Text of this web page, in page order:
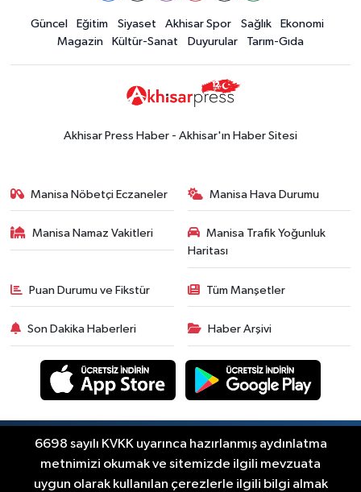
15:02Akhisar'da sıcak hava etkisini
sürdürüyor! İşte 5 günlük hava
durumu
Güncel
14:53
yükselişle başladı! İşte 3 Ağustos
Çanakkale'nin tarihini yerinde
yaşadı
Yerel Haber
19:00Kadın ve Çocuk Giyimde Yeni
Dönem: Minik Terzi’den Anne-
Çocuk Stilini Tamamlayan
Koleksiyonlar
Güncel
18:57Akhisar'da Atatürk
Mahallesi'nde yine 6 saatlik elektrik
kesintisi
Ekonomi
Güncel Eğitim Siyaset Akhisar Spor Sağlık
Ekonomi
Magazin
Kültür-Sanat Duyurular Tarım-Gıda
Akhisar Press Haber - Akhisar'ın Haber Sitesi
Manisa Nöbetçi Eczaneler Manisa Hava Durumu
Manisa Namaz Vakitleri
Manisa Trafik Yoğunluk
Haritası
Puan Durumu ve Fikstür Tüm Manşetler
Son Dakika Haberleri Haber Arşivi
RSS
Copyright © Akhisar Press Haber 2012-2026 Her
hakkı saklıdır.
6698 sayılı KVKK uyarınca hazırlanmış aydınlatma
metnimizi okumak ve sitemizde ilgili mevzuata
uygun olarak kullanılan çerezlerle ilgili bilgi almak